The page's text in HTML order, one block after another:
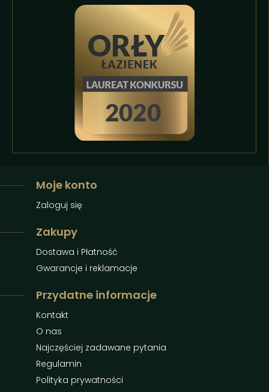
Moje konto
Zaloguj się
Zakupy
Dostawa i Płatność
Gwarancje i reklamacje
Przydatne informacje
Kontakt
O nas
Najczęściej zadawane pytania
Regulamin
Polityka prywatności